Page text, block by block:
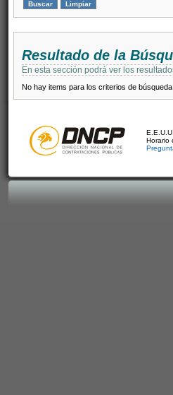
Resultado de la
En esta sección podrá ver los
No hay items para los criterios de búsqueda
Horario